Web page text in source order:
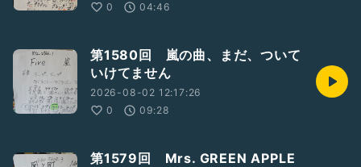
0
04:46
第1580回 嵐の曲、まだ、ついて
いけてません
2026-08-02 12:17:26
0
09:28
第1579回 Mrs. GREEN APPLE